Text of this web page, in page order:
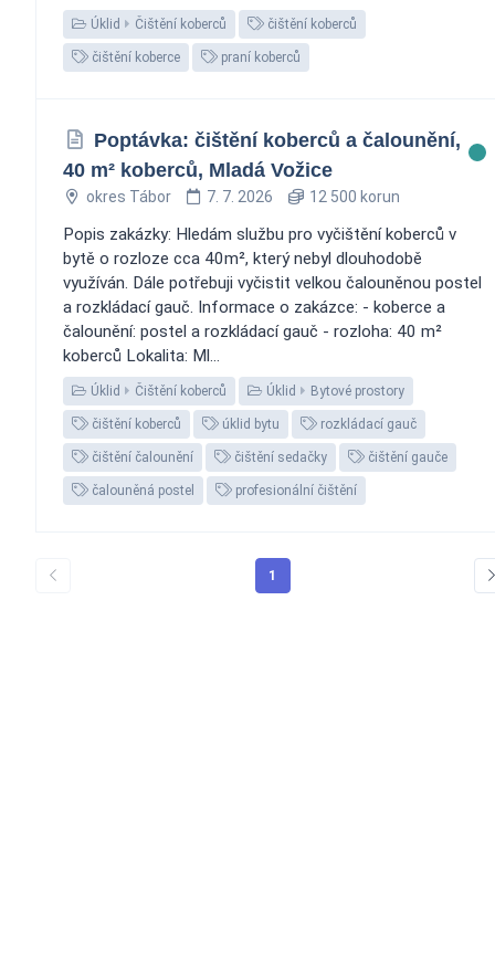
Úklid Čištění koberců čištění koberců
čištění koberce praní koberců
Poptávka: čištění koberců a čalounění,
40 m² koberců, Mladá Vožice
okres Tábor 7. 7. 2026 12 500 korun
Popis zakázky: Hledám službu pro vyčištění koberců v
bytě o rozloze cca 40m², který nebyl dlouhodobě
využíván. Dále potřebuji vyčistit velkou čalouněnou postel
a rozkládací gauč. Informace o zakázce: - koberce a
čalounění: postel a rozkládací gauč - rozloha: 40 m²
koberců Lokalita: Ml...
Úklid Čištění koberců Úklid Bytové prostory
čištění koberců úklid bytu rozkládací gauč
čištění čalounění čištění sedačky čištění gauče
čalouněná postel profesionální čištění
1